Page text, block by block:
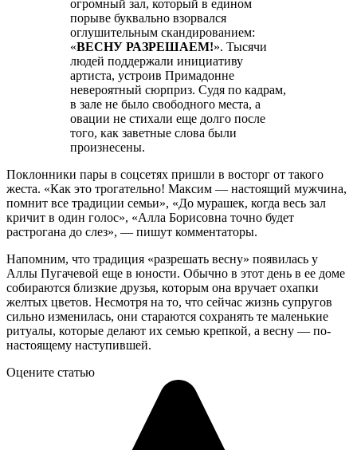
огромный зал, который в едином
порыве буквально взорвался
оглушительным скандированием:
«ВЕСНУ РАЗРЕШАЕМ!». Тысячи
людей поддержали инициативу
артиста, устроив Примадонне
невероятный сюрприз. Судя по кадрам,
в зале не было свободного места, а
овации не стихали еще долго после
того, как заветные слова были
произнесены.
Поклонники пары в соцсетях пришли в восторг от такого
жеста. «Как это трогательно! Максим — настоящий мужчина,
помнит все традиции семьи», «До мурашек, когда весь зал
кричит в один голос», «Алла Борисовна точно будет
растрогана до слез», — пишут комментаторы.
Напомним, что традиция «разрешать весну» появилась у
Аллы Пугачевой еще в юности. Обычно в этот день в ее доме
собираются близкие друзья, которым она вручает охапки
желтых цветов. Несмотря на то, что сейчас жизнь супругов
сильно изменилась, они стараются сохранять те маленькие
ритуалы, которые делают их семью крепкой, а весну — по-
настоящему наступившей.
Оцените статью